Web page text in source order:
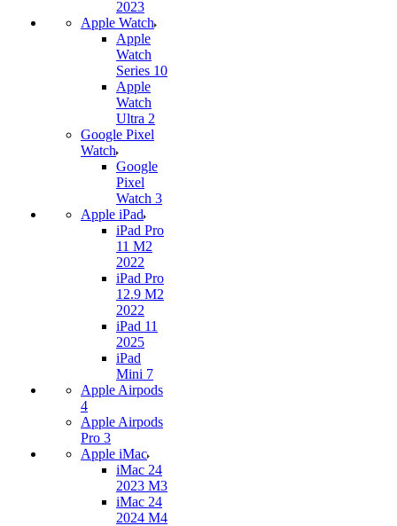
2023
Apple Watch
Apple
Watch
Series 10
Apple
Watch
Ultra 2
Google Pixel
Watch
Google
Pixel
Watch 3
Apple iPad
iPad Pro
11 M2
2022
iPad Pro
12.9 M2
2022
iPad 11
2025
iPad
Mini 7
Apple Airpods
4
Apple Airpods
Pro 3
Apple iMac
iMac 24
2023 M3
iMac 24
2024 M4